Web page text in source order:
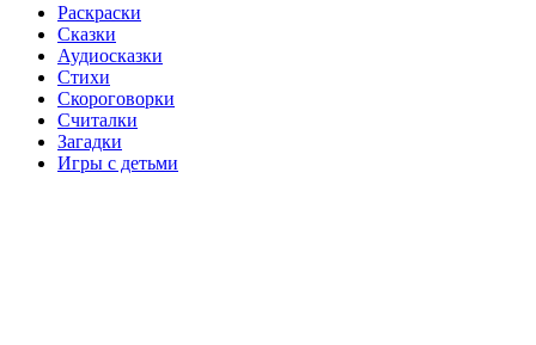
Раскраски
Сказки
Аудиосказки
Стихи
Скороговорки
Считалки
Загадки
Игры с детьми